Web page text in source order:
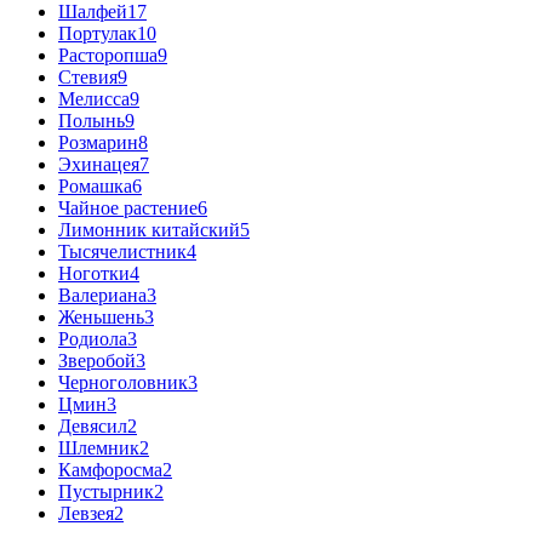
Шалфей17
Портулак10
Расторопша9
Стевия9
Мелисса9
Полынь9
Розмарин8
Эхинацея7
Ромашка6
Чайное растение6
Лимонник китайский5
Тысячелистник4
Ноготки4
Валериана3
Женьшень3
Родиола3
Зверобой3
Черноголовник3
Цмин3
Девясил2
Шлемник2
Камфоросма2
Пустырник2
Левзея2